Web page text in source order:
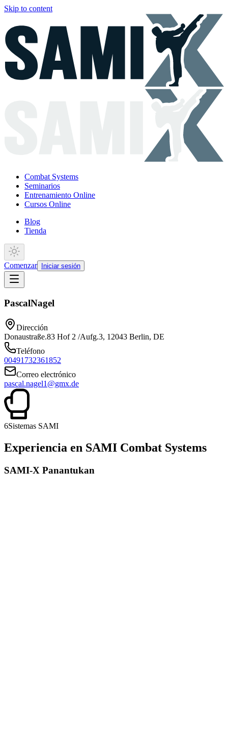
Skip to content
Combat Systems
Seminarios
Entrenamiento Online
Cursos Online
Blog
Tienda
Comenzar Iniciar sesión
PascalNagel
Dirección
Donaustraße.83 Hof 2 /Aufg.3, 12043 Berlin, DE
Teléfono
00491732361852
Correo electrónico
pascal.nagel1@gmx.de
6Sistemas SAMI
Experiencia en SAMI Combat Systems
SAMI-X Panantukan